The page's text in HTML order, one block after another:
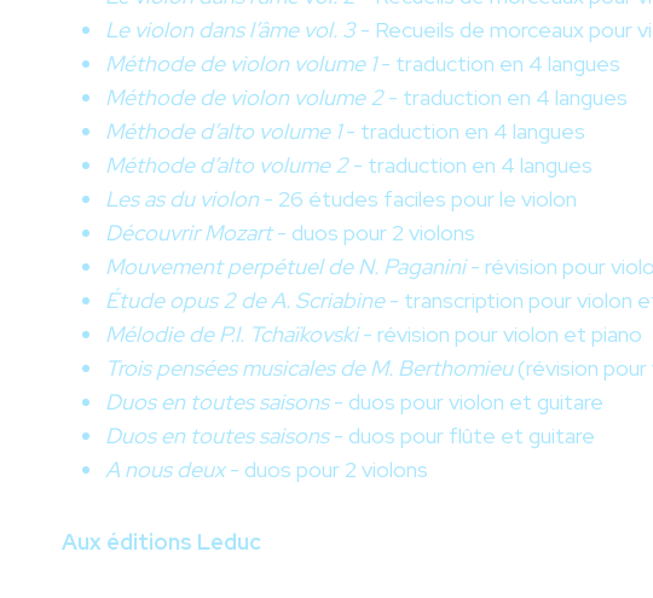
Le violon dans l’âme vol. 3- Recueils de morceaux pour
Méthode de violon volume 1- traduction en 4 langues
Méthode de violon volume 2- traduction en 4 langues
Méthode d’alto volume 1- traduction en 4 langues
Méthode d’alto volume 2- traduction en 4 langues
Les as du violon- 26 études faciles pour le violon
Découvrir Mozart- duos pour 2 violons
Mouvement perpétuel de N. Paganini- révision pour
Étude opus 2 de A. Scriabine- transcription pour violon
Mélodie de P.I. Tchaïkovski- révision pour violon et piano
Trois pensées musicales de M. Berthomieu(révision pour
Duos en toutes saisons- duos pour violon et guitare
Duos en toutes saisons- duos pour flûte et guitare
A nous deux- duos pour 2 violons
Aux éditions Leduc